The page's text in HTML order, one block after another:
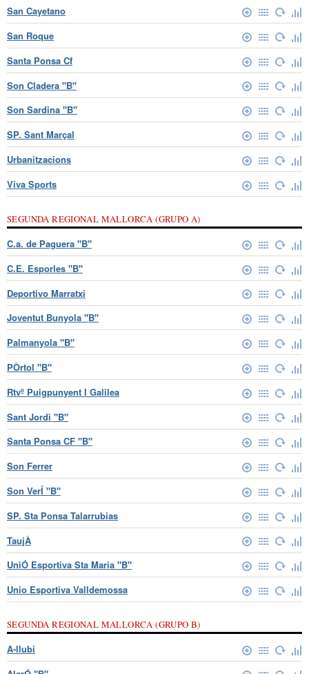
San Cayetano
San Roque
Santa Ponsa Cf
Son Cladera "B"
Son Sardina "B"
SP. Sant Marçal
Urbanitzacions
Viva Sports
SEGUNDA REGIONAL MALLORCA (GRUPO A)
C.a. de Paguera "B"
C.E. Esporles "B"
Deportivo Marratxi
Joventut Bunyola "B"
Palmanyola "B"
PÒrtol "B"
Rtvº Puigpunyent I Galilea
Sant Jordi "B"
Santa Ponsa CF "B"
Son Ferrer
Son VerÍ "B"
SP. Sta Ponsa Talarrubias
TaujÀ
UniÓ Esportiva Sta Maria "B"
Unio Esportiva Valldemossa
SEGUNDA REGIONAL MALLORCA (GRUPO B)
A-llubi